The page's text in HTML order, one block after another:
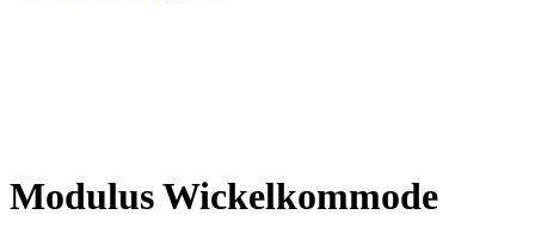
Modulus Wickelkommode